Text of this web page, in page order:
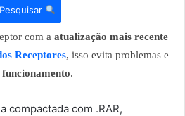
Pesquisar
com a atualização mais recente
Receptores, isso evita problemas e
.
compactada com .RAR,